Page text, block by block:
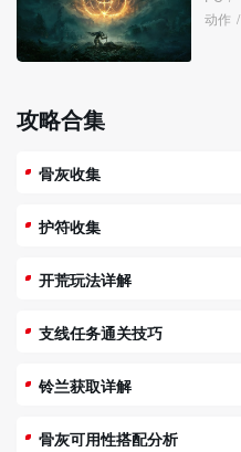
动作 /
攻略合集
骨灰收集
护符收集
开荒玩法详解
支线任务通关技巧
铃兰获取详解
骨灰可用性搭配分析